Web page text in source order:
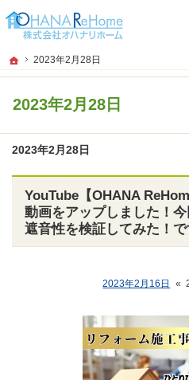
ホーム
2023年2月28日
2023年2月28日
プロの目線からご提案。神奈川県茅ケ崎
リフォームをお考えなら神奈川県茅ケ崎市
2023年2月28日
YouTube【OHANA
動画をアップしました！
遮音性を検証してみた！で
2023年2月16日 «